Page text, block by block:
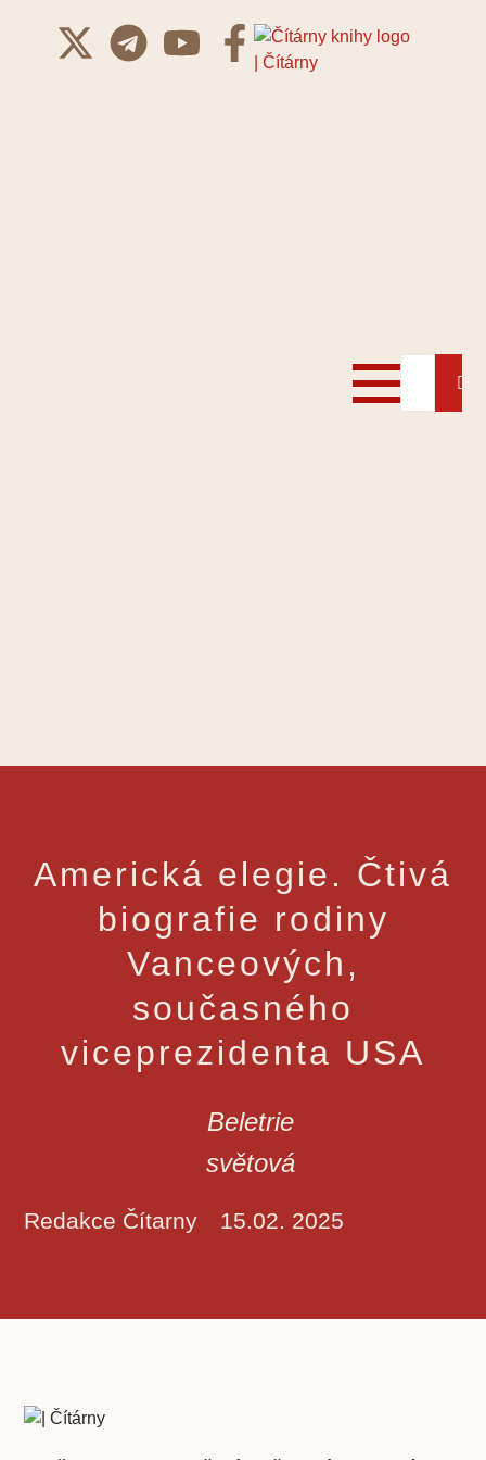
Americká elegie. Čtivá
biografie rodiny
Vanceových,
současného
viceprezidenta USA
Beletrie
světová
Redakce Čítarny 15.02. 2025